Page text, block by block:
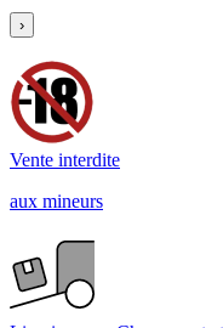
›
5étoiles
4étoiles